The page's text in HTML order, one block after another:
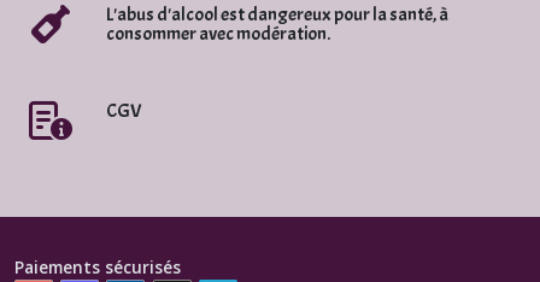
L'abus d'alcool est dangereux pour la santé, à
consommer avec modération.
CGV
Paiements sécurisés